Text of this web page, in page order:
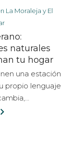
La Moraleja y El
naturales
tu hogar
una estación
propio lenguaje